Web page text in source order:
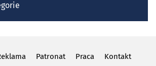
Patronat Praca
Kontakt